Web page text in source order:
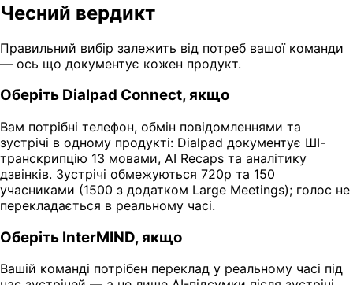
Чесний вердикт
Правильний вибір залежить від потреб вашої команди
— ось що документує кожен продукт.
Оберіть Dialpad Connect, якщо
Вам потрібні телефон, обмін повідомленнями та
зустрічі в одному продукті: Dialpad документує ШІ-
транскрипцію 13 мовами, AI Recaps та аналітику
дзвінків. Зустрічі обмежуються 720p та 150
учасниками (1500 з додатком Large Meetings); голос не
перекладається в реальному часі.
Оберіть InterMIND, якщо
Вашій команді потрібен переклад у реальному часі під